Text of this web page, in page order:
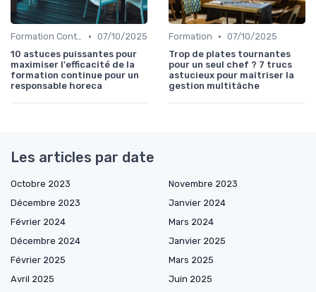
Formation Continue • 07/10/2025
10 astuces puissantes pour
maximiser l'efficacité de la
formation continue pour un
responsable horeca
Formation • 07/10/2025
Trop de plates tournantes
pour un seul chef ? 7 trucs
astucieux pour maîtriser la
gestion multitâche
Les articles par date
Octobre 2023
Novembre 2023
Décembre 2023
Janvier 2024
Février 2024
Mars 2024
Décembre 2024
Janvier 2025
Février 2025
Mars 2025
Avril 2025
Juin 2025